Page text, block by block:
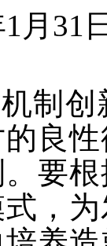
1月31
制
良
要
，